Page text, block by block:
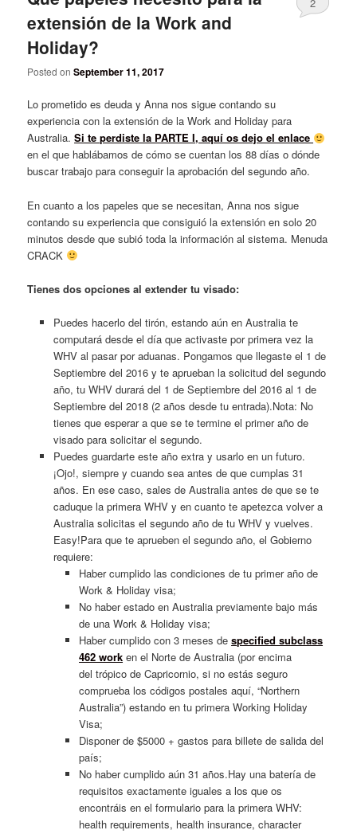
extensión de la Work and
Holiday?
Posted onSeptember 11, 2017
2
Lo prometido es deuda y Anna nos sigue contando su
experiencia con la extensión de la Work and Holiday para
Australia.Si te perdiste la PARTE I, aquí os dejo el enlace
en el que hablábamos de cómo se cuentan los 88 días o dónde
buscar trabajo para conseguir la aprobación del segundo año.
En cuanto a los papeles que se necesitan, Anna nos sigue
contando su experiencia que consiguió la extensión en solo 20
minutos desde que subió toda la información al sistema. Menuda
CRACK
Tienes dos opciones al extender tu visado:
Puedes hacerlo del tirón, estando aún en Australia te
computará desde el día que activaste por primera vez la
WHV al pasar por aduanas. Pongamos que llegaste el 1 de
Septiembre del 2016 y te aprueban la solicitud del segundo
año, tu WHV durará del 1 de Septiembre del 2016 al 1 de
Septiembre del 2018 (2 años desde tu entrada).Nota: No
tienes que esperar a que se te termine el primer año de
visado para solicitar el segundo.
Puedes guardarte este año extra y usarlo en un futuro.
¡Ojo!, siempre y cuando sea antes de que cumplas 31
años. En ese caso, sales de Australia antes de que se te
caduque la primera WHV y en cuanto te apetezca volver a
Australia solicitas el segundo año de tu WHV y vuelves.
Easy!Para que te aprueben el segundo año, el Gobierno
requiere:
Haber cumplido las condiciones de tu primer año de
Work & Holiday visa;
No haber estado en Australia previamente bajo más
de una Work & Holiday visa;
Haber cumplido con 3 meses despecified subclass
462 work en el Norte de Australia (por encima
del trópico de Capricornio, si no estás seguro
comprueba los códigos postales aquí, “Northern
Australia”) estando en tu primera Working Holiday
Visa;
Disponer de $5000 + gastos para billete de salida del
país;
No haber cumplido aún 31 años.Hay una batería de
requisitos exactamente iguales a los que os
encontráis en el formulario para la primera WHV:
health requirements, health insurance, character